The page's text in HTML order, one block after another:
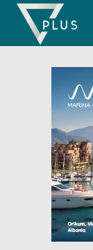
Skip
content